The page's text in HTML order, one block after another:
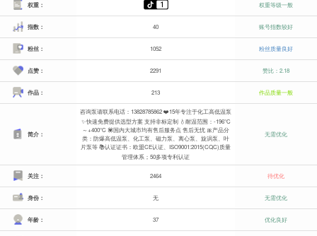
权重： 权重等级一般
指数： 40 账号指数较好
粉丝： 1052 粉丝质量良好
点赞： 2291 赞比：2.18
作品： 213 作品质量一般
简介：
咨询泵请联系电话：13828785862 ❤️15年专注于化工高低温泵
✨快速免费提供选型方案 支持非标定制 💧耐温范围：-196℃
～+400℃ 💟国内大城市均有售后服务点 售后无忧 🎀产品分
类：防爆高低温泵、化工泵、磁力泵、离心泵、旋涡泵、叶
片泵等 📚认证证书：欧盟CE认证、ISO9001:2015(CQC)质量
管理体系；50多项专利认证
无需优化
关注： 2464 待优化
身份： 无 无需优化
年龄： 37 优化良好